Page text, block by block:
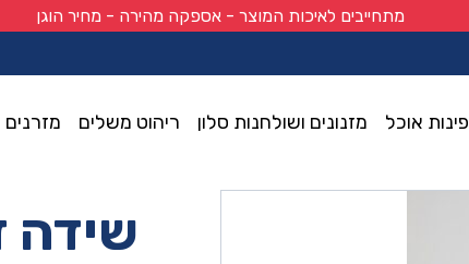
מתחייבים לאיכות המוצר - אספקה מהירה - מחיר הוגן
פינות אוכל מזנונים ושולחנות סלון ריהוט משלים מזרנים
שידה